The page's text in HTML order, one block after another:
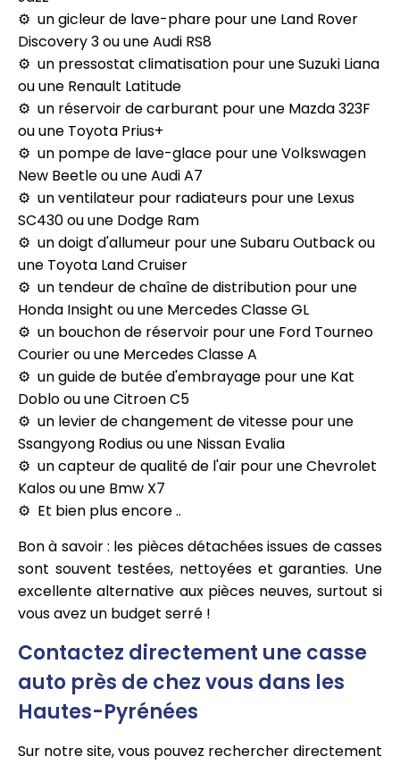
un gicleur de lave-phare pour une Land Rover
Discovery 3 ou une Audi RS8
un pressostat climatisation pour une Suzuki Liana
ou une Renault Latitude
un réservoir de carburant pour une Mazda 323F
ou une Toyota Prius+
un pompe de lave-glace pour une Volkswagen
New Beetle ou une Audi A7
un ventilateur pour radiateurs pour une Lexus
SC430 ou une Dodge Ram
un doigt d'allumeur pour une Subaru Outback ou
une Toyota Land Cruiser
un tendeur de chaîne de distribution pour une
Honda Insight ou une Mercedes Classe GL
un bouchon de réservoir pour une Ford Tourneo
Courier ou une Mercedes Classe A
un guide de butée d'embrayage pour une Kat
Doblo ou une Citroen C5
un levier de changement de vitesse pour une
Ssangyong Rodius ou une Nissan Evalia
un capteur de qualité de l'air pour une Chevrolet
Kalos ou une Bmw X7
Et bien plus encore ..
Bon à savoir : les pièces détachées issues de casses
sont souvent testées, nettoyées et garanties. Une
excellente alternative aux pièces neuves, surtout si
vous avez un budget serré !
Contactez directement une casse
auto près de chez vous dans les
Hautes-Pyrénées
Sur notre site, vous pouvez rechercher directement